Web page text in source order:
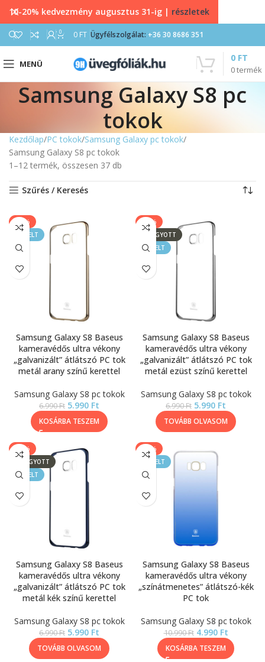
0 0 FT Ügyfélszolgálat: +36 30 8686 351
MENÜ
0termék
0 FT
Samsung Galaxy S8 pc
tokok
Kezdőlap PC tokok Samsung Galaxy pc tokok
Samsung Galaxy S8 pc tokok
1–12 termék, összesen 37 db
Szűrés / Keresés
-14%
KIEMELT
Samsung Galaxy S8 Baseus
kameravédős ultra vékony
„galvanizált” átlátszó PC tok
metál arany színű kerettel
Samsung Galaxy S8 pc tokok
6.990Ft 5.990 Ft
KOSÁRBA TESZEM
-14%
ELFOGYOTT
KIEMELT
Samsung Galaxy S8 Baseus
kameravédős ultra vékony
„galvanizált” átlátszó PC tok
metál ezüst színű kerettel
Samsung Galaxy S8 pc tokok
6.990Ft 5.990 Ft
TOVÁBB OLVASOM
-14%
ELFOGYOTT
KIEMELT
Samsung Galaxy S8 Baseus
kameravédős ultra vékony
„galvanizált” átlátszó PC tok
metál kék színű kerettel
Samsung Galaxy S8 pc tokok
6.990Ft 5.990 Ft
TOVÁBB OLVASOM
-55%
KIEMELT
Samsung Galaxy S8 Baseus
kameravédős ultra vékony
„színátmenetes” átlátszó-kék
PC tok
Samsung Galaxy S8 pc tokok
10.990Ft 4.990 Ft
KOSÁRBA TESZEM
10-20% kedvezmény augusztus 31-ig | részletek